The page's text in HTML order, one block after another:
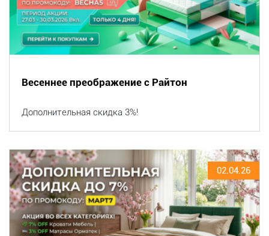
Весеннее преображение с Райтон
Дополнительная скидка 3%!
02.04.26